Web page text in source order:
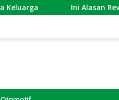
Ini Alasan Revitalisasi